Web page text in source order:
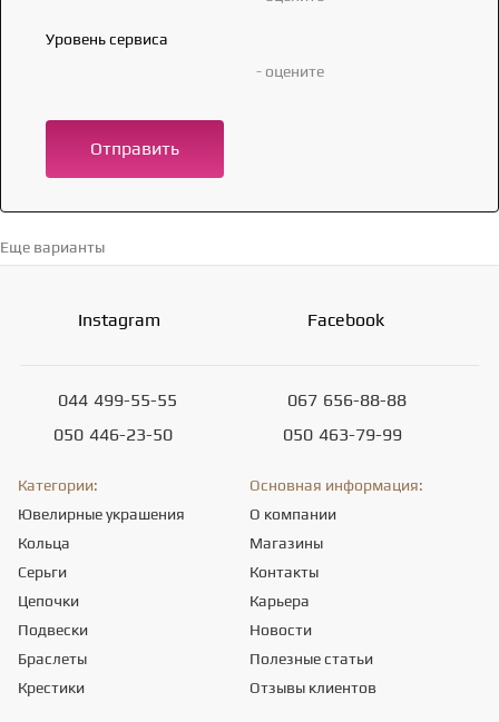
Уровень сервиса
- оцените
Отправить
Еще варианты
Instagram Facebook
044 499-55-55
050 446-23-50
067 656-88-88
050 463-79-99
Категории:
Ювелирные украшения
Кольца
Серьги
Цепочки
Подвески
Браслеты
Крестики
Основная информация:
О компании
Магазины
Контакты
Карьера
Новости
Полезные статьи
Отзывы клиентов